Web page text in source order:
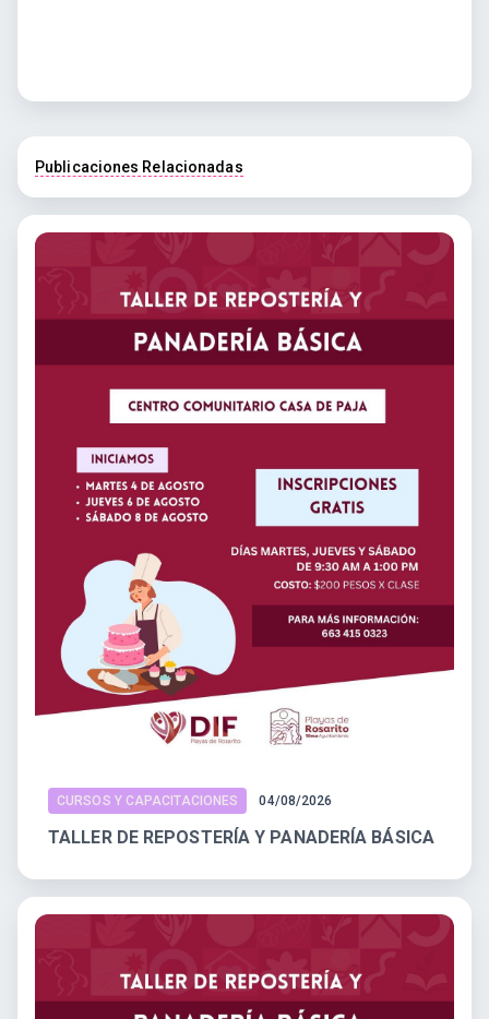
Publicaciones Relacionadas
CURSOS Y CAPACITACIONES 04/08/2026
TALLER DE REPOSTERÍA Y PANADERÍA BÁSICA